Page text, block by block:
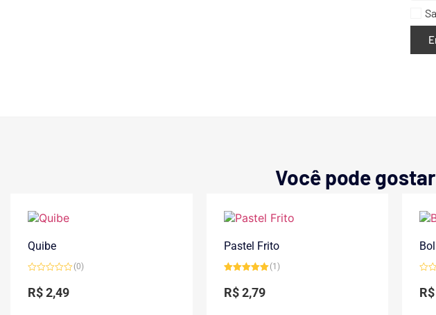
Você pode
Quibe
0
de
(0)
R$2,49
Pastel Frito
5.00de 5
(1)
R$2,79
0
de
R$